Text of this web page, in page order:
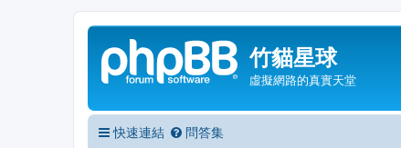
竹貓星球
虛擬網路的真實天堂
快速連結 問答集